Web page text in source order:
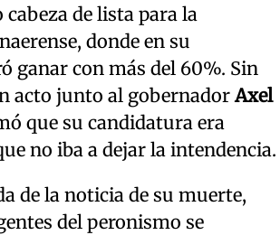
de lista para la
donde en su
ganar con más del 60%. Sin
acto junto al gobernadorAxel
que su candidatura era
no iba a dejar la intendencia.
de la noticia de su muerte,
del peronismo se